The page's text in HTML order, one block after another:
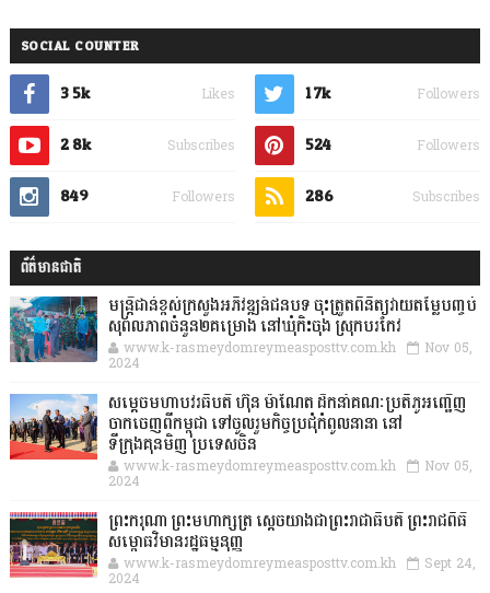
SOCIAL COUNTER
3.5k Likes 1.7k Followers
2.8k Subscribes 524 Followers
849 Followers 286 Subscribes
ព័ត៌មានជាតិ
មន្ត្រីជាន់ខ្ពស់ក្រសួងអភិវឌ្ឍន៍ជនបទ ចុះត្រួតពិនិត្យវាយតម្លៃបញ្ចប់
សុពលភាពចំនួន២គម្រោង នៅឃុំកិះចុង ស្រុកបរកែវ
www.k-rasmeydomreymeasposttv.com.kh Nov 05,
2024
សម្តេចមហាបវរធិបតី ហ៊ុន ម៉ាណែត ដឹកនាំគណៈប្រតិភូអញ្ជើញ
ចាកចេញពីកម្ពុជា ទៅចូលរួមកិច្ចប្រជុំកំពូលនានា នៅ
ទីក្រុងគុនមិញ ប្រទេសចិន
www.k-rasmeydomreymeasposttv.com.kh Nov 05,
2024
ព្រះករុណា ព្រះមហាក្សត្រ ស្តេចយាងជាព្រះរាជាធិបតី ព្រះរាជពិធី
សម្ពោធវិមានរដ្ឋធម្មនុញ្ញ
www.k-rasmeydomreymeasposttv.com.kh Sept 24,
2024